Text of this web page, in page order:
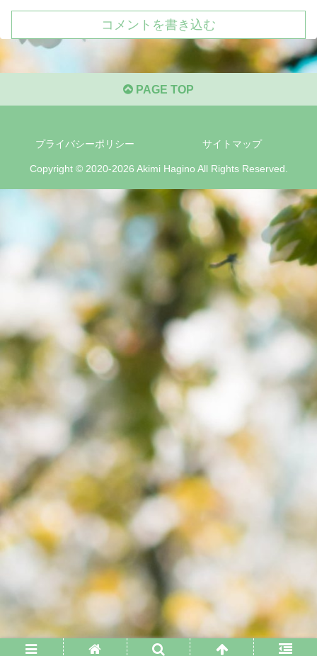
コメントを書き込む
PAGE TOP
プライバシーポリシー サイトマップ
Copyright © 2020-2026 Akimi Hagino All Rights Reserved.